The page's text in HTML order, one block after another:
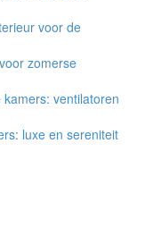
voor de
zomerse
ventilatoren
luxe en sereniteit